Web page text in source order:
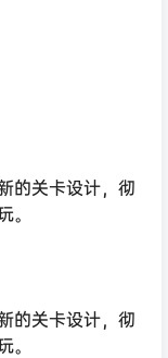
的关卡设计，彻
的关卡设计，彻